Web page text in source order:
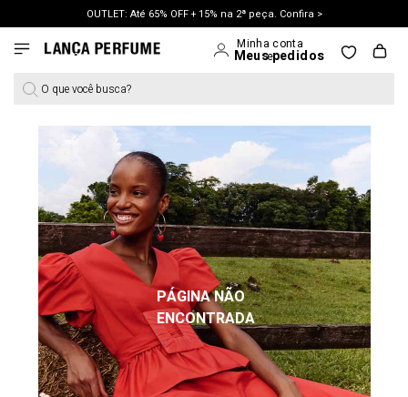
OUTLET: Até 65% OFF + 15% na 2ª peça. Confira >
LANÇAMENTO PRIMAVERA 27. Clique e aproveite.
O que você busca?
PÁGINA NÃO
ENCONTRADA